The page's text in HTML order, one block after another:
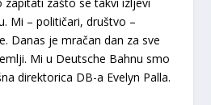
Mi – političari, društvo –
Danas je mračan dan za sve
Mi u Deutsche Bahnu smo
direktorica DB-a Evelyn Palla.